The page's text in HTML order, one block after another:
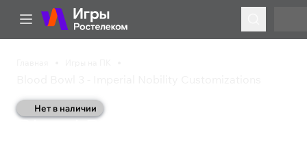
Нет в наличии
Blood Bowl 3 - Imperial